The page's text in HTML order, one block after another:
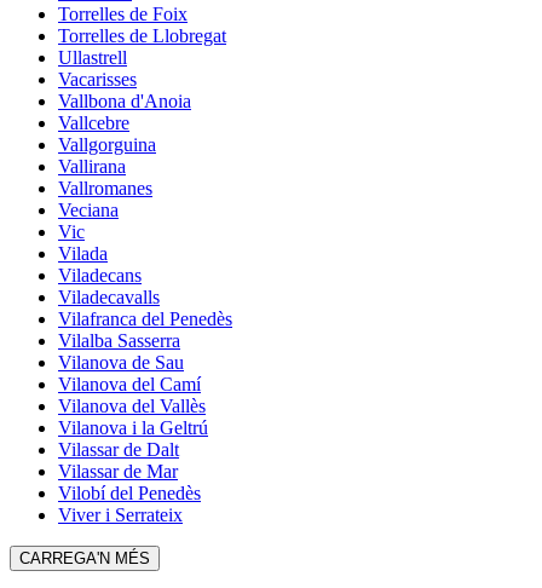
Torrelles de Foix
Torrelles de Llobregat
Ullastrell
Vacarisses
Vallbona d'Anoia
Vallcebre
Vallgorguina
Vallirana
Vallromanes
Veciana
Vic
Vilada
Viladecans
Viladecavalls
Vilafranca del Penedès
Vilalba Sasserra
Vilanova de Sau
Vilanova del Camí
Vilanova del Vallès
Vilanova i la Geltrú
Vilassar de Dalt
Vilassar de Mar
Vilobí del Penedès
Viver i Serrateix
CARREGA'N MÉS